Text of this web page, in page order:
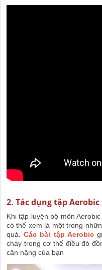
2. Tác dụng tập
Khi tập luyện bộ môn
có thể xem là một trong
quả.Các bài tập Aerobic
cháy trong cơ thể điều đó
cân nặng của bạn